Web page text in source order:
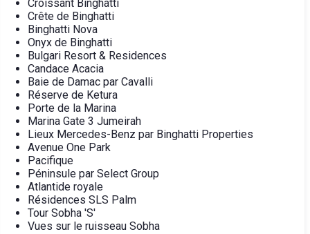
Croissant Binghatti
Crête de Binghatti
Binghatti Nova
Onyx de Binghatti
Bulgari Resort & Residences
Candace Acacia
Baie de Damac par Cavalli
Réserve de Ketura
Porte de la Marina
Marina Gate 3 Jumeirah
Lieux Mercedes-Benz par Binghatti Properties
Avenue One Park
Pacifique
Péninsule par Select Group
Atlantide royale
Résidences SLS Palm
Tour Sobha 'S'
Vues sur le ruisseau Sobha